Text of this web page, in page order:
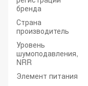
бренда
Страна
производитель
Уровень
шумоподавления,
NRR
Элемент питания